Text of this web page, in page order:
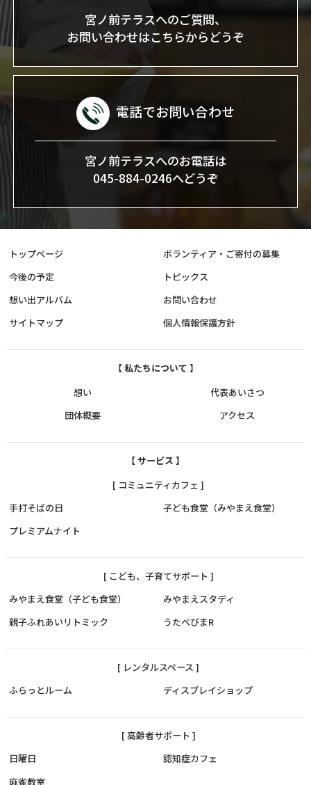
宮ノ前テラスへのご質問、
お問い合わせはこちらからどうぞ
電話でお問い合わせ
宮ノ前テラスへのお電話は
045-884-0246へどうぞ
トップページ
ボランティア・ご寄付の募集
今後の予定
トピックス
想い出アルバム
お問い合わせ
サイトマップ
個人情報保護方針
【 私たちについて 】
想い
代表あいさつ
団体概要
アクセス
【 サービス 】
[ コミュニティカフェ ]
手打そばの日
子ども食堂（みやまえ食堂）
プレミアムナイト
[ こども、子育てサポート ]
みやまえ食堂（子ども食堂）
みやまえスタディ
親子ふれあいリトミック
うたべびまR
[ レンタルスペース ]
ふらっとルーム
ディスプレイショップ
[ 高齢者サポート ]
日曜日
認知症カフェ
麻雀教室